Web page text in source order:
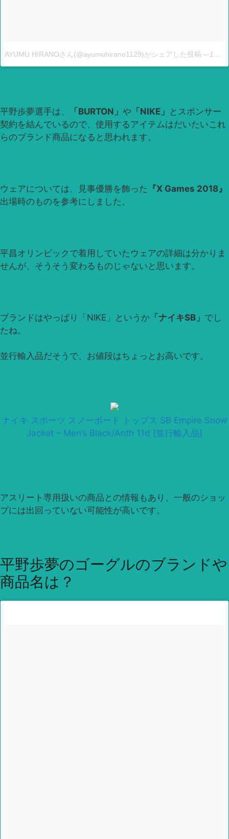
AYUMU HIRANOさん(@ayumuhirano1129)がシェアした投稿 – 1月 25, 2018 at 6:16午後 PST
平野歩夢選手は、 「BURTON」 や 「NIKE」 とスポンサー
契約を結んでいるので、使用するアイテムはだいたいこれ
らのブランド商品になると思われます。
ウェアについては、見事優勝を飾った 『X Games 2018』
出場時のものを参考にしました。
平昌オリンピックで着用していたウェアの詳細は分かりま
せんが、そうそう変わるものじゃないと思います。
ブランドはやっぱり「NIKE」というか 「ナイキSB」 でし
たね。
並行輸入品だそうで、お値段はちょっとお高いです。
ナイキ スポーツ スノーボード トップス SB Empire Snow
Jacket – Men’s Black/Anth 11d [並行輸入品]
アスリート専用扱いの商品との情報もあり、一般のショッ
プには出回っていない可能性が高いです。
平野歩夢のゴーグルのブランドや
商品名は？